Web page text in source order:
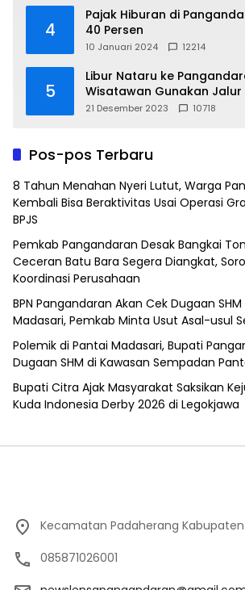
4
Pajak Hiburan di
40 Persen
10 Januari 2024 12214
5
Libur Nataru ke
Wisatawan Gunakan Jalur
21 Desember 2023 10718
Pos-pos Terbaru
8 Tahun Menahan Nyeri Lutut, Warga
Kembali Bisa Beraktivitas Usai Operasi
BPJS
Pemkab Pangandaran Desak Bangkai
Ceceran Batu Bara Segera Diangkat,
Koordinasi Perusahaan
BPN Pangandaran Akan Cek Dugaan
Madasari, Pemkab Minta Usut Asal-usul
Polemik di Pantai Madasari, Bupati
Dugaan SHM di Kawasan Sempadan
Bupati Citra Ajak Masyarakat Saksikan
Kuda Indonesia Derby 2026 di Legokjawa
Kecamatan Padaherang
085871026001